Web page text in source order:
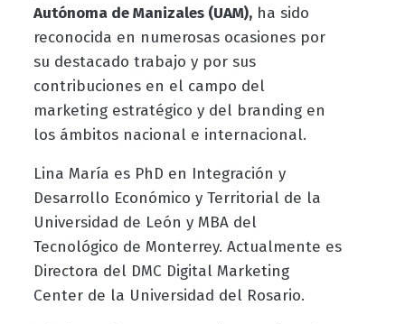
Autónoma de Manizales (UAM),ha sido
reconocida en numerosas ocasiones por
su destacado trabajo y por sus
contribuciones en el campo del
marketing estratégico y del branding en
los ámbitos nacional e internacional.
Lina María es PhD en Integración y
Desarrollo Económico y Territorial de la
Universidad de León y MBA del
Tecnológico de Monterrey. Actualmente es
Directora del DMC Digital Marketing
Center de la Universidad del Rosario.